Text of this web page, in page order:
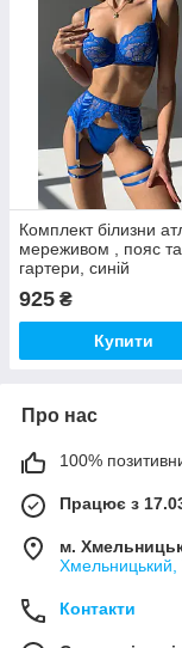
Комплект білизни
мереживом , пояс та
гартери, синій
925 ₴
Купити
Про нас
100%
Працює з
м.
Хмельницький,
Контакти